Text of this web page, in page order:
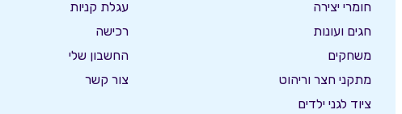
חומרי יצירה
חגים ועונות
משחקים
מתקני חצר וריהוט
ציוד לגני ילדים
עגלת קניות
רכישה
החשבון שלי
צור קשר